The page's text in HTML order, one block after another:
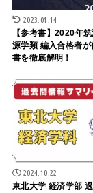
2023.01.14
【参考書】2020年
源学類 編入合格者
書を徹底解明！
2024.10.22
東北大学 経済学部